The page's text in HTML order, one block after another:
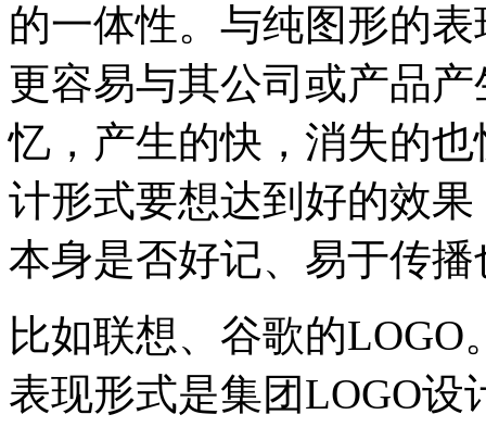
的一体性。与纯图形的
更容易与其公司或产品
忆，产生的快，消失的
计形式要想达到好的效
本身是否好记、易于传
比如联想、谷歌的
表现形式是集团LOGO